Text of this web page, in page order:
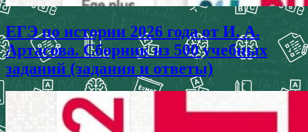
ЕГЭ по истории 2026 года от И. А.
Артасова. Сборник из 500 учебных
заданий (задания и ответы)